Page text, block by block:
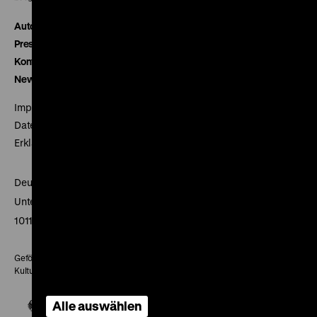
Autor*innen
Presse
Kontakt
Newsletter
Impressum
Datenschutz
Erklärung digitale Barrierefreiheit
Deutsches Historisches Museum
Unter den Linden 2
10117 Berlin
Gefördert mit Mitteln des Beauftragten der Bundesregierung für
Kultur und Medien
Alle auswählen